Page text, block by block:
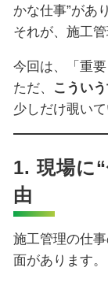
かな仕事”があ
それが、施工管
今回は、「重
ただ、 こうい
少しだけ覗い
1. 現場に
由
施工管理の仕
面があります。